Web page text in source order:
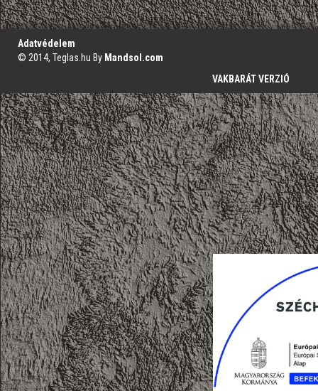
';
Adatvédelem
© 2014, Teglas.hu By Mandsol.com
VAKBARÁT VERZIÓ